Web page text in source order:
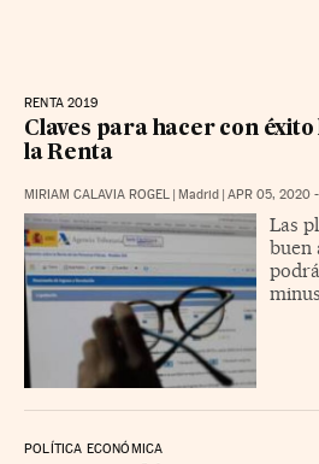
RENTA 2019
Claves para hacer con
la Renta
MIRIAM CALAVIA ROGEL Madrid APR 05, 2020
Las
buen
POLÍTICA ECONÓMICA